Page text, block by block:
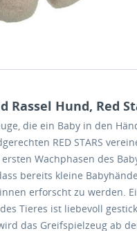
Hund, Red
die ein Baby in den
RED STARS
Wachphasen des
bereits kleine
erforscht zu werden.
Tieres ist liebevoll
das Greifspielzeug ab